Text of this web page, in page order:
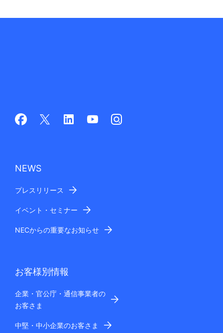
NEWS
プレスリリース
イベント・セミナー
NECからの重要なお知らせ
お客様別情報
企業・官公庁・通信事業者の
お客さま
中堅・中小企業のお客さま